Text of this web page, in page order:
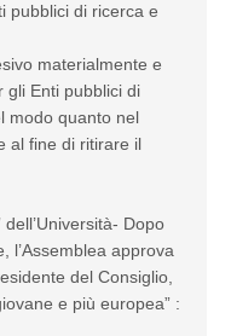
pubblici di ricerca e
materialmente e
gli Enti pubblici di
modo quanto nel
al fine di ritirare il
Dopo
l’Assemblea approva
del Consiglio,
e più europea” :